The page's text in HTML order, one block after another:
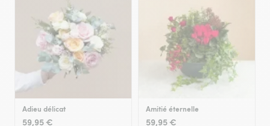
Adieu délicat
59,95 €
Amitié éternelle
59,95 €